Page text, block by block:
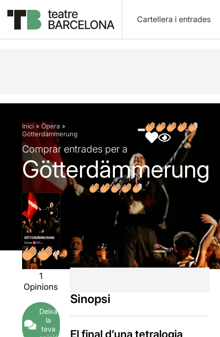
Cartellera i entrades
Descripció Fitxa artística Fotos i vídeos
Inici » Òpera »
Götterdämmerung
Comprar entrades per a
Götterdämmerung
1
Opinions
Deixa
la
teva
Sinopsi
El final d’una tetralogia